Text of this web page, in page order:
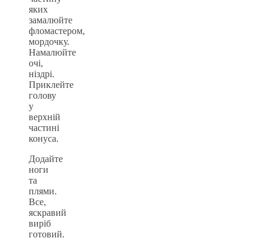
яких
замалюйте
фломастером,
мордочку.
Намалюйте
очі,
ніздрі.
Приклейте
голову
у
верхній
частині
конуса.
Додайте
ноги
та
плями.
Все,
яскравий
виріб
готовий.